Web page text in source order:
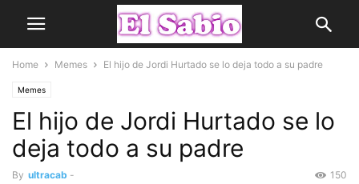
Home Memes El hijo de Jordi Hurtado se lo deja todo a su padre
Memes
El hijo de Jordi Hurtado se lo
deja todo a su padre
By ultracab - 150